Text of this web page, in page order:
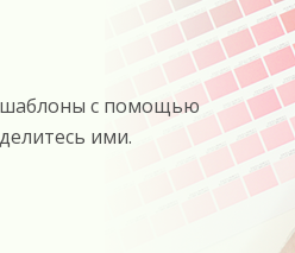
шаблоны с помощью
ими.